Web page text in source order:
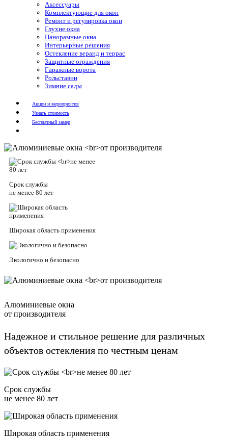
Аксессуары
Комплектующие для окон
Ремонт и регулировка окон
Глухие окна
Панорамные окна
Интерьерные решения
Остекление веранд и террас
Защитные ограждения
Гаражные ворота
Рольставни
Зимние сады
Акции и мероприятия
Узнать стоимость
Бесплатный замер
Срок службы
не менее 80 лет
Широкая область применения
Экологично и безопасно
Алюминиевые окна
от производителя
Надежное и стильное решение для различных
объектов остекления по честным ценам
Срок службы
не менее 80 лет
Широкая область применения